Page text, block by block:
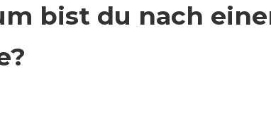
bist du nach